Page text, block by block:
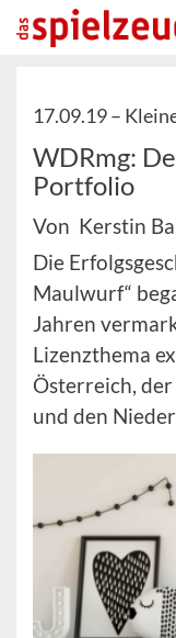
17.09.19 –
WDRmg:
Portfolio
Von Kerstin
Die
Maulwurf“
Jahren
Lizenzthema
Österreich,
und den